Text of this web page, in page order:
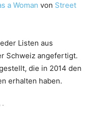
a Woman von Street
Listen aus
Schweiz angefertigt.
die in 2014 den
erhalten haben.
-